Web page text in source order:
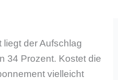
der Aufschlag
34 Prozent. Kostet die
vielleicht